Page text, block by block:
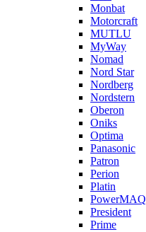
Monbat
Motorcraft
MUTLU
MyWay
Nomad
Nord Star
Nordberg
Nordstern
Oberon
Oniks
Optima
Panasonic
Patron
Perion
Platin
PowerMAQ
President
Prime